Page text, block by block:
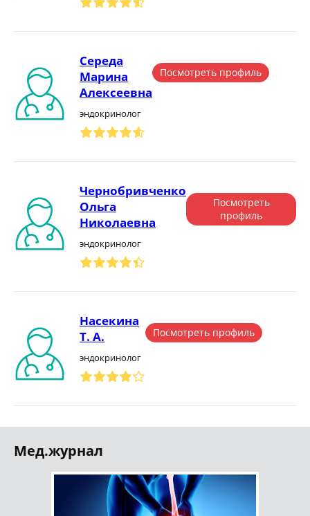
Середа
Марина
Алексеевна
эндокринолог
Посмотреть профиль
Чернобривченко
Ольга
Николаевна
эндокринолог
Посмотреть
профиль
Насекина
Т. А.
эндокринолог
Посмотреть профиль
Мед.журнал